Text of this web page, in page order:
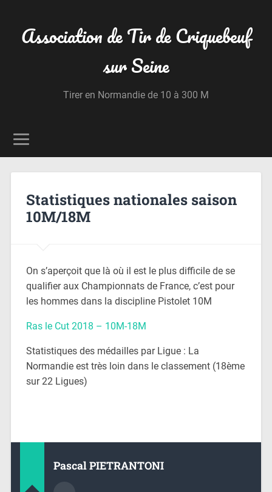
Association de Tir de Criquebeuf
sur Seine
Tirer en Normandie de 10 à 300 M
Statistiques nationales saison
10M/18M
On s’aperçoit que là où il est le plus difficile de se
qualifier aux Championnats de France, c’est pour
les hommes dans la discipline Pistolet 10M
Ras le Cut 2018 – 10M-18M
Statistiques des médailles par Ligue : La
Normandie est très loin dans le classement (18ème
sur 22 Ligues)
Pascal PIETRANTONI